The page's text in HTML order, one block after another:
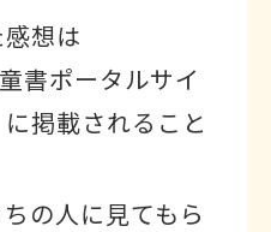
想は
書ポータルサイ
掲載されること
の人に見てもら